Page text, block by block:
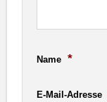
Name *
E-Mail-Adresse